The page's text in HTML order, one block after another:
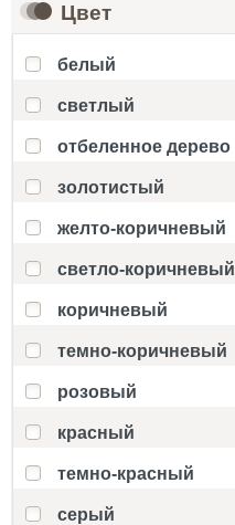
Цвет
белый
светлый
отбеленное дерево
золотистый
желто-коричневый
светло-коричневый
коричневый
темно-коричневый
розовый
красный
темно-красный
серый